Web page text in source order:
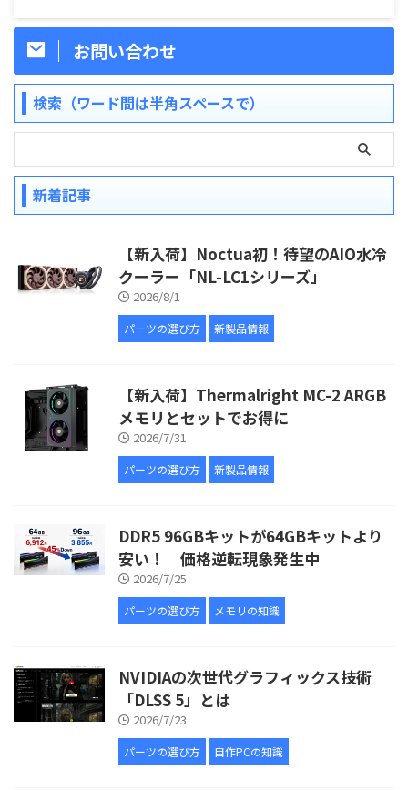
お問い合わせ
検索（ワード間は半角スペースで）
新着記事
【新入荷】Noctua初！待望のAIO水冷
クーラー「NL-LC1シリーズ」
2026/8/1
パーツの選び方 新製品情報
【新入荷】Thermalright MC-2 ARGB
メモリとセットでお得に
2026/7/31
パーツの選び方 新製品情報
DDR5 96GBキットが64GBキットより
安い！ 価格逆転現象発生中
2026/7/25
パーツの選び方 メモリの知識
NVIDIAの次世代グラフィックス技術
「DLSS 5」とは
2026/7/23
パーツの選び方 自作PCの知識